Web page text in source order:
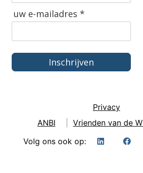
uw e-mailadres *
Inschrijven
Privacy
ANBI
Vrienden van de
Volg ons ook op: